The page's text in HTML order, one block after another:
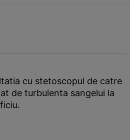
cu stetoscopul de catre
de turbulenta sangelui la